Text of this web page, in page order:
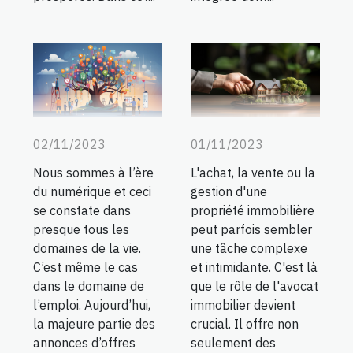
02/11/2023
Nous sommes à l’ère
du numérique et ceci
se constate dans
presque tous les
domaines de la vie.
C’est même le cas
dans le domaine de
l’emploi. Aujourd’hui,
la majeure partie des
annonces d’offres
01/11/2023
L'achat, la vente ou la
gestion d'une
propriété immobilière
peut parfois sembler
une tâche complexe
et intimidante. C'est là
que le rôle de l'avocat
immobilier devient
crucial. Il offre non
seulement des